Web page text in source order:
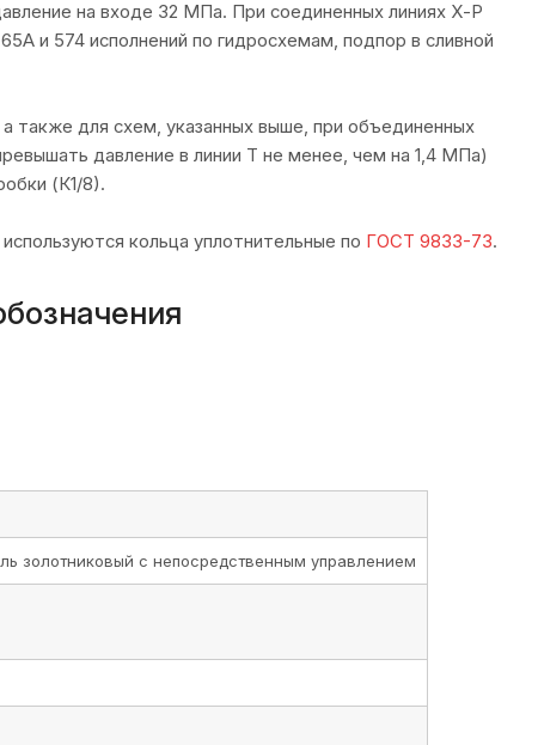
на входе 32 МПа. При соединенных линиях Х-Р
и 574 исполнений по гидросхемам, подпор в сливной
также для схем, указанных выше, при объединенных
давление в линии Т не менее, чем на 1,4 МПа)
(К1/8).
кольца уплотнительные по ГОСТ 9833-73.
золотниковый с непосредственным управлением